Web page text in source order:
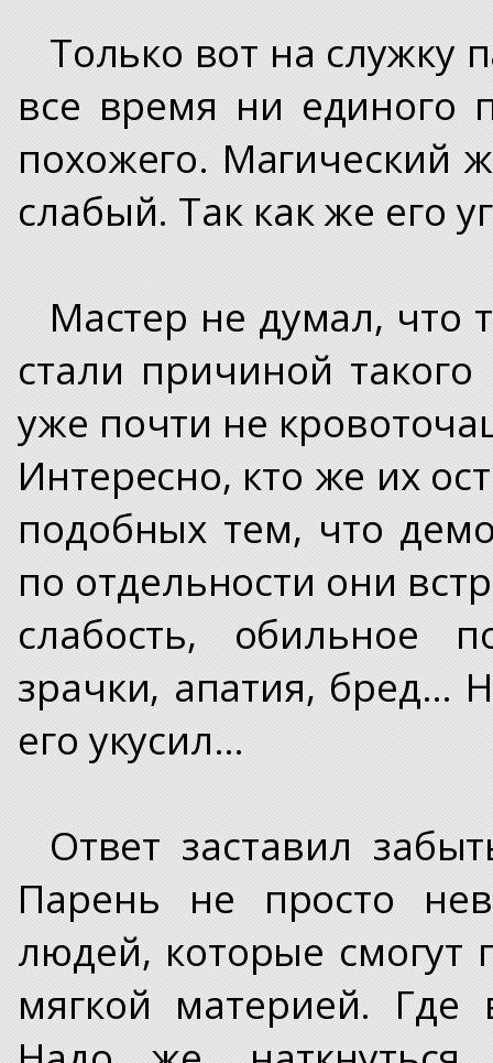
Только вот на служку
все время ни единого
похожего. Магический
слабый. Так как же его
Мастер не думал, что
стали причиной
уже почти не
Интересно, кто же их
подобных тем, что
по отдельности они
слабость, обильное
зрачки, апатия, бред…
его укусил…
Ответ заставил
Парень не просто
людей, которые смогут
мягкой материей. Где